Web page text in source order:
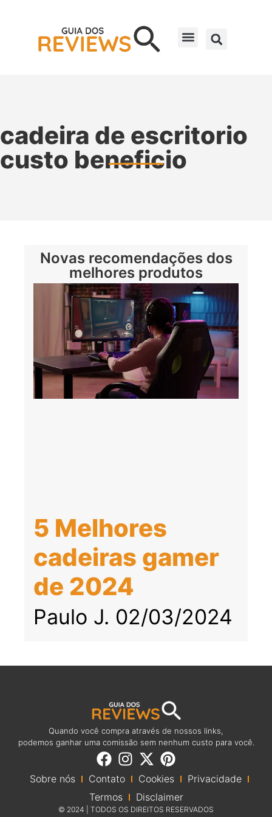
cadeira de escritorio
custo beneficio
Novas recomendações dos
melhores produtos
5 Melhores
cadeiras gamer
de 2024
Paulo J. 02/03/2024
Quando você compra através de nossos links,
podemos ganhar uma comissão sem nenhum custo para você.
Sobre nós Contato Cookies
Privacidade
Termos
Disclaimer
© 2024 | TODOS OS DIREITOS RESERVADOS